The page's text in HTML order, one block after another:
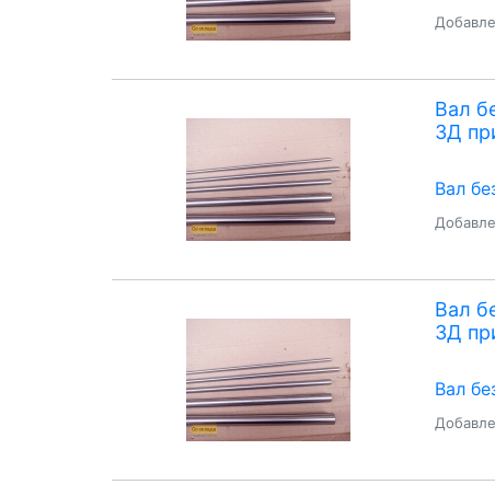
Вал
3Д
Вал
Вал
3Д
Вал